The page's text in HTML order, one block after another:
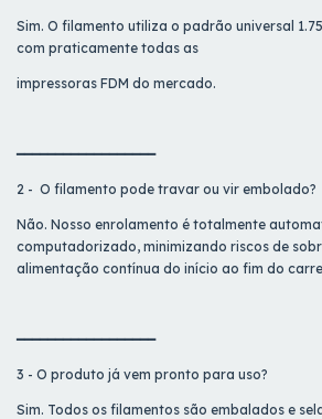
Sim. O filamento utiliza o padrão universal
com praticamente todas as
impressoras FDM do mercado.
━━━━━━━━━━━━━━━━━━
2 - O filamento pode travar ou vir embolado?
Não. Nosso enrolamento é totalmente
computadorizado, minimizando riscos de
alimentação contínua do início ao fim do
━━━━━━━━━━━━━━━━━━
3 - O produto já vem pronto para uso?
Sim. Todos os filamentos são embalados e